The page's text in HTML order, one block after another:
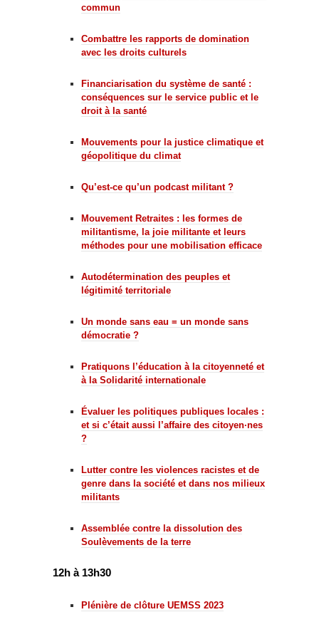
commun
Combattre les rapports de domination
avec les droits culturels
Financiarisation du système de santé :
conséquences sur le service public et le
droit à la santé
Mouvements pour la justice climatique et
géopolitique du climat
Qu’est-ce qu’un podcast militant ?
Mouvement Retraites : les formes de
militantisme, la joie militante et leurs
méthodes pour une mobilisation efficace
Autodétermination des peuples et
légitimité territoriale
Un monde sans eau = un monde sans
démocratie ?
Pratiquons l’éducation à la citoyenneté et
à la Solidarité internationale
Évaluer les politiques publiques locales :
et si c’était aussi l’affaire des citoyen·nes
?
Lutter contre les violences racistes et de
genre dans la société et dans nos milieux
militants
Assemblée contre la dissolution des
Soulèvements de la terre
12h à 13h30
Plénière de clôture UEMSS 2023